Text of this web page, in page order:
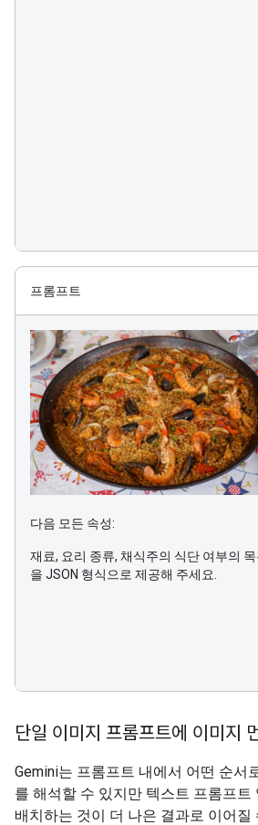
프롬프트
다음 모든 속성:
재료, 요리 종류, 채식주의 식단 여부의 목
을 JSON 형식으로 제공해 주세요.
단일 이미지 프롬프트에 이미지
Gemini는 프롬프트 내에서 어떤 순서
를 해석할 수 있지만 텍스트 프롬프트
배치하는 것이 더 나은 결과로 이어질